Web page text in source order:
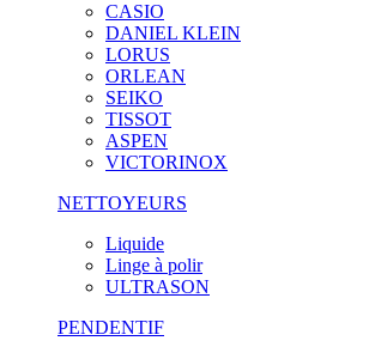
CASIO
DANIEL KLEIN
LORUS
ORLEAN
SEIKO
TISSOT
ASPEN
VICTORINOX
NETTOYEURS
Liquide
Linge à polir
ULTRASON
PENDENTIF